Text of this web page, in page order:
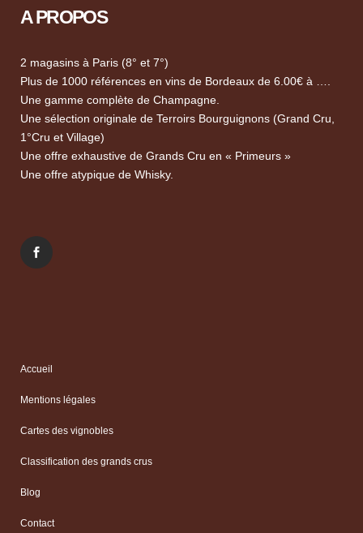
A PROPOS
2 magasins à Paris (8° et 7°)
Plus de 1000 références en vins de Bordeaux de 6.00€ à ….
Une gamme complète de Champagne.
Une sélection originale de Terroirs Bourguignons (Grand Cru,
1°Cru et Village)
Une offre exhaustive de Grands Cru en « Primeurs »
Une offre atypique de Whisky.
Accueil
Mentions légales
Cartes des vignobles
Classification des grands crus
Blog
Contact